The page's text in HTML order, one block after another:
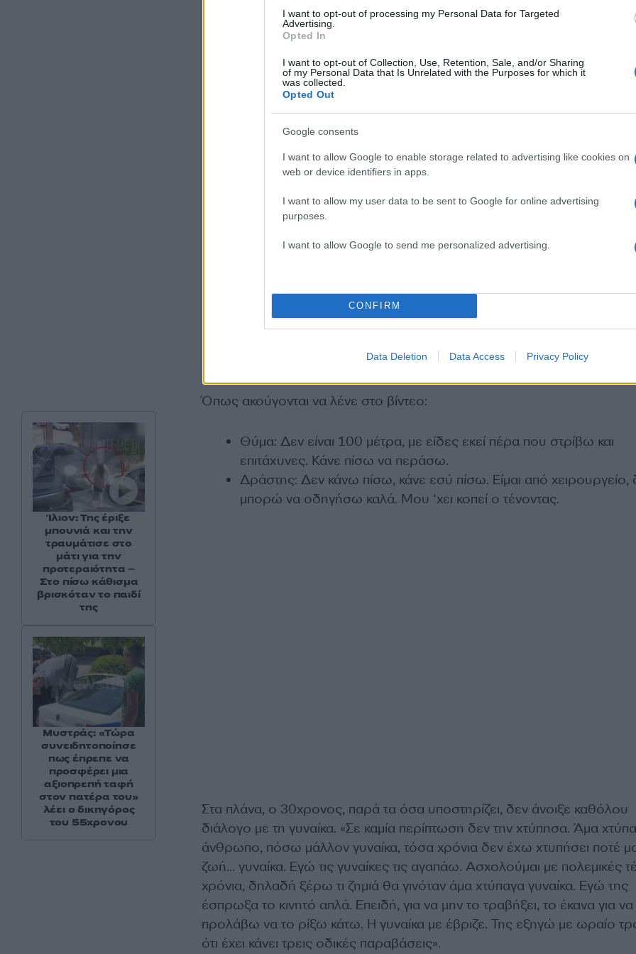
I want to opt-out of processing my Personal Data for Targeted
Advertising.
Opted In
I want to opt-out of Collection, Use, Retention, Sale, and/or Sharing
of my Personal Data that Is Unrelated with the Purposes for which it
was collected.
Opted Out
Google consents
I want to allow Google to enable storage related to advertising like cookies on
web or device identifiers in apps.
I want to allow my user data to be sent to Google for online advertising
purposes.
I want to allow Google to send me personalized advertising.
CONFIRM
Data Deletion Data Access Privacy Policy
Όπως ακούγονται να λένε στο βίντεο:
Θύμα: Δεν είναι 100 μέτρα, με είδες εκεί πέρα που στρίβω και
επιτάχυνες. Κάνε πίσω να περάσω.
Δράστης: Δεν κάνω πίσω, κάνε εσύ πίσω. Είμαι από χειρουργείο,
μπορώ να οδηγήσω καλά. Μου ‘χει κοπεί ο τένοντας.
Στα πλάνα, ο 30χρονος, παρά τα όσα υποστηρίζει, δεν άνοιξε καθόλου
διάλογο με τη γυναίκα. «Σε καμία περίπτωση δεν την χτύπησα. Άμα
άνθρωπο, πόσω μάλλον γυναίκα, τόσα χρόνια δεν έχω χτυπήσει ποτέ
ζωή… γυναίκα. Εγώ τις γυναίκες τις αγαπάω. Ασχολούμαι με πολεμικές
χρόνια, δηλαδή ξέρω τι ζημιά θα γινόταν άμα χτύπαγα γυναίκα. Εγώ της
έσπρωξα το κινητό απλά. Επειδή, για να μην το τραβήξει, το έκανα για να
προλάβω να το ρίξω κάτω. Η γυναίκα με έβριζε. Της εξηγώ με ωραίο
ότι έχει κάνει τρεις οδικές παραβάσεις».
Ίλιον: Της έριξε
μπουνιά και την
τραυμάτισε στο
μάτι για την
προτεραιότητα –
Στο πίσω κάθισμα
βρισκόταν το παιδί
της
Μυστράς: «Τώρα
συνειδητοποίησε
πως έπρεπε να
προσφέρει μια
αξιοπρεπή ταφή
στον πατέρα του»
λέει ο δικηγόρος
του 55χρονου